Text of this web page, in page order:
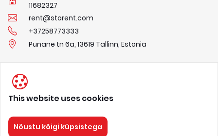
11682327
rent@storent.com
+37258773333
Punane tn 6a, 13619 Tallinn, Estonia
Privaatsuspõhimõtted
Meist
This website uses cookies
Nõustu kõigi küpsistega